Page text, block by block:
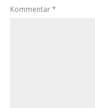
Kommentar*